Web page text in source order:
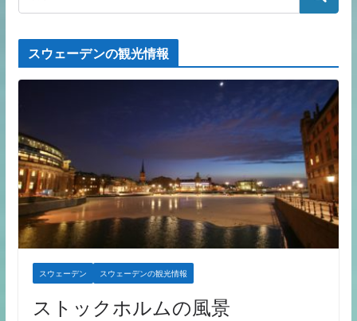
スウェーデンの観光情報
スウェーデン スウェーデンの観光情報
ストックホルムの風景